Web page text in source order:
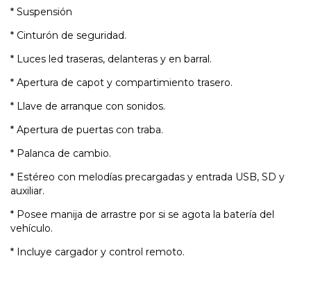
* Suspensión
* Cinturón de seguridad.
* Luces led traseras, delanteras y en barral.
* Apertura de capot y compartimiento trasero.
* Llave de arranque con sonidos.
* Apertura de puertas con traba.
* Palanca de cambio.
* Estéreo con melodías precargadas y entrada USB, SD y
auxiliar.
* Posee manija de arrastre por si se agota la batería del
vehículo.
* Incluye cargador y control remoto.